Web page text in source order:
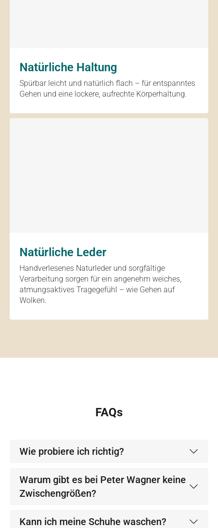
Natürliche Haltung
Spürbar leicht und natürlich flach – für entspanntes
Gehen und eine lockere, aufrechte Körperhaltung.
Natürliche Leder
Handverlesenes Naturleder und sorgfältige
Verarbeitung sorgen für ein angenehm weiches,
atmungsaktives Tragegefühl – wie Gehen auf
Wolken.
FAQs
Wie probiere ich richtig?
Warum gibt es bei Peter Wagner keine
Zwischengrößen?
Kann ich meine Schuhe waschen?